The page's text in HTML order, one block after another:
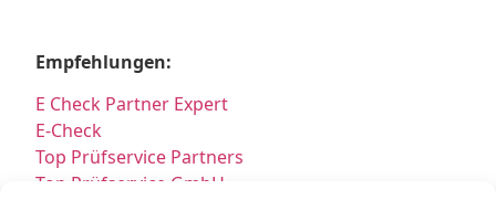
Empfehlungen:
E Check Partner Expert
E-Check
Top Prüfservice Partners
Top Prüfservice GmbH